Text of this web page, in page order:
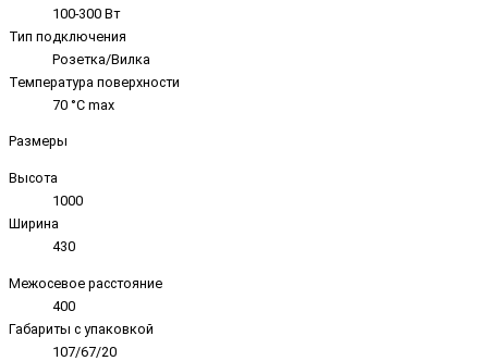
100-300 Вт
Тип подключения
Розетка/Вилка
Температура поверхности
70 °C max
Размеры
Высота
1000
Ширина
430
Межосевое расстояние
400
Габариты с упаковкой
107/67/20